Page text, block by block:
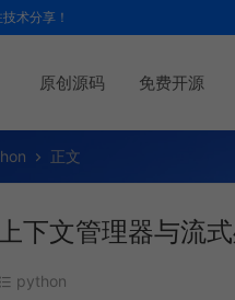
术分享！
原创源码 免费开源
正文
下文管理器与流
python